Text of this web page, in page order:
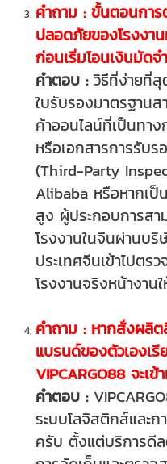
คำถาม : ขั้นตอนกา
ปลอดภัยของโรงงา
ก่อนเริ่มโอนเงินมัด
คำตอบ :วิธีที่ง่ายที่สุ
ใบรับรองมาตรฐานส
ค้าออนไลน์ที่เป็นทาง
หรือเอกสารการรับ
(Third-Party
Alibaba หรือหากเป็
สูง ผู้ประกอบการสา
โรงงานในจีนผ่านบ
ประเทศจีนเข้าไปตร
โรงงานจริงหน้างาน
คำถาม : หากสั่งผลิ
แบรนด์ของตัวเองเ
VIPCARGO88 จะเ
คำตอบ :
ระบบโลจิสติกส์และก
ครับ ตั้งแต่บริการดี